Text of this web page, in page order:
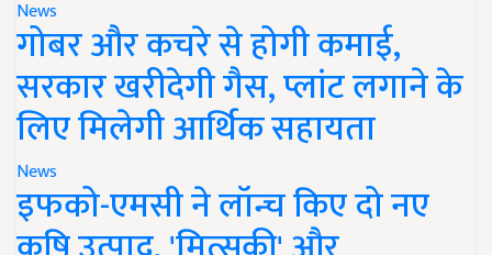
News
गोबर और कचरे से होगी कमाई,
सरकार खरीदेगी गैस, प्लांट लगाने के
लिए मिलेगी आर्थिक सहायता
News
इफको-एमसी ने लॉन्च किए दो नए